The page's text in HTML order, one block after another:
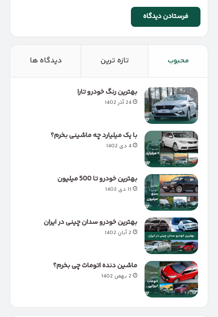
محبوب تازه ترین دیدگاه ها
بهترین رنگ خودرو تارا
24 آذر 1402
با یک میلیارد چه ماشینی بخرم؟
4 دی 1402
بهترین خودرو تا 500 میلیون
11 دی 1402
بهترین خودرو سدان چینی در ایران
2 آبان 1402
ماشین دنده اتومات چی بخرم؟
2 بهمن 1402